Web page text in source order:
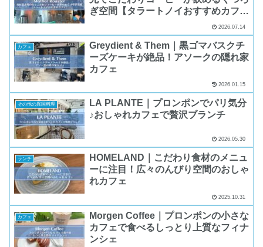
ぎ空間【タラートノイおすすめカフ
2026.07.14
カフェ
Greydient & Them｜黒ゴマバスクチ
ーズケーキが絶品！アソークの隠れ家
カフェ
2026.01.15
その他の異国料理
LA PLANTE｜プロンポンでパリ気分
♪おしゃれカフェで贅沢ブランチ
2026.05.30
ランチ
HOMELAND｜こだわり食材のメニュ
ーに注目！広々のんびり空間のおしゃ
れカフェ
2025.10.31
カフェ
Morgen Coffee｜プロンポンの小さな
カフェで食べるしっとり上質なフィナ
ンシェ